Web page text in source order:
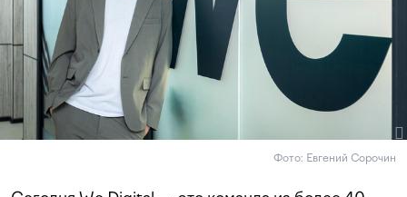
Фото: Евгений Сорочин